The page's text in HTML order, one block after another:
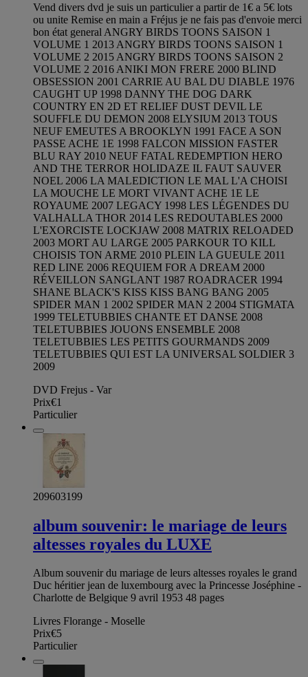
Vend divers dvd je suis un particulier a partir de 1€ a 5€ lots
ou unite Remise en main a Fréjus je ne fais pas d'envoie merci
bon état general ANGRY BIRDS TOONS SAISON 1
VOLUME 1 2013 ANGRY BIRDS TOONS SAISON 1
VOLUME 2 2015 ANGRY BIRDS TOONS SAISON 2
VOLUME 2 2016 ANIKI MON FRERE 2000 BLIND
OBSESSION 2001 CARRIE AU BAL DU DIABLE 1976
CAUGHT UP 1998 DANNY THE DOG DARK
COUNTRY EN 2D ET RELIEF DUST DEVIL LE
SOUFFLE DU DEMON 2008 ELYSIUM 2013 TOUS
NEUF EMEUTES A BROOKLYN 1991 FACE A SON
PASSE ACHE 1E 1998 FALCON MISSION FASTER
BLU RAY 2010 NEUF FATAL REDEMPTION HERO
AND THE TERROR HOLIDAZE IL FAUT SAUVER
NOEL 2006 LA MALEDICTION LE MAL L'A CHOISI
LA MOUCHE LE MORT VIVANT ACHE 1E LE
ROYAUME 2007 LEGACY 1998 LES LÉGENDES DU
VALHALLA THOR 2014 LES REDOUTABLES 2000
L'EXORCISTE LOCKJAW 2008 MATRIX RELOADED
2003 MORT AU LARGE 2005 PARKOUR TO KILL
CHOISIS TON ARME 2010 PLEIN LA GUEULE 2011
RED LINE 2006 REQUIEM FOR A DREAM 2000
RÉVEILLON SANGLANT 1987 ROADRACER 1994
SHANE BLACK'S KISS KISS BANG BANG 2005
SPIDER MAN 1 2002 SPIDER MAN 2 2004 STIGMATA
1999 TELETUBBIES CHANTE ET DANSE 2008
TELETUBBIES JOUONS ENSEMBLE 2008
TELETUBBIES LES PETITS GOURMANDS 2009
TELETUBBIES QUI EST LA UNIVERSAL SOLDIER 3
2009
DVD Frejus - Var
Prix€1
Particulier
209603199
album souvenir: le mariage de leurs
altesses royales du LUXE
Album souvenir du mariage de leurs altesses royales le grand
Duc héritier jean de luxembourg avec la Princesse Joséphine -
Charlotte de Belgique 9 avril 1953 48 pages
Livres Florange - Moselle
Prix€5
Particulier